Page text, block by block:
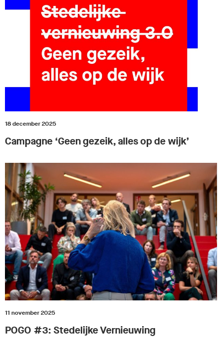
18 december 2025
Campagne ‘Geen gezeik, alles op de wijk’
11 november 2025
POGO #3: Stedelijke Vernieuwing